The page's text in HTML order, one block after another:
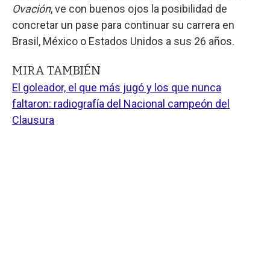
Ovación, ve con buenos ojos la posibilidad de
concretar un pase para continuar su carrera en
Brasil, México o Estados Unidos a sus 26 años.
MIRA TAMBIÉN
El goleador, el que más jugó y los que nunca
faltaron: radiografía del Nacional campeón del
Clausura